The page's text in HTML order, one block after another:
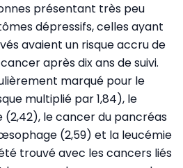
présentant très peu
dépressifs, celles ayant
avaient un risque accru de
après dix ans de suivi.
marqué pour le
multiplié par 1,84), le
le cancer du pancréas
(2,59) et la leucémie
trouvé avec les cancers liés